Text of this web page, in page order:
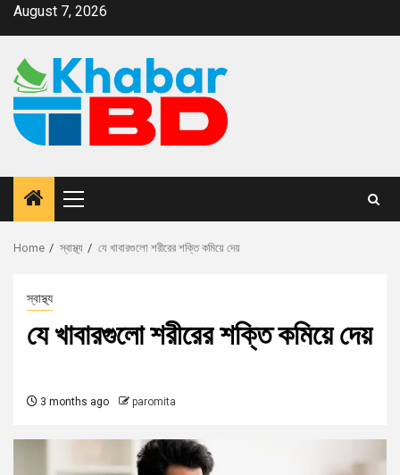
August 7, 2026
Home স্বাস্থ্য যে খাবারগুলো শরীরের শক্তি কমিয়ে দেয়
স্বাস্থ্য
যে খাবারগুলো শরীরের শক্তি কমিয়ে দেয়
3 months ago paromita